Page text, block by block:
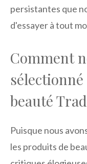
persistantes que
d'essayer à tout
Comment
beauté
Puisque nous
les produits de